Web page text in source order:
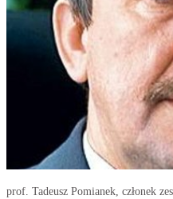
prof. Tadeusz Pomianek, członek